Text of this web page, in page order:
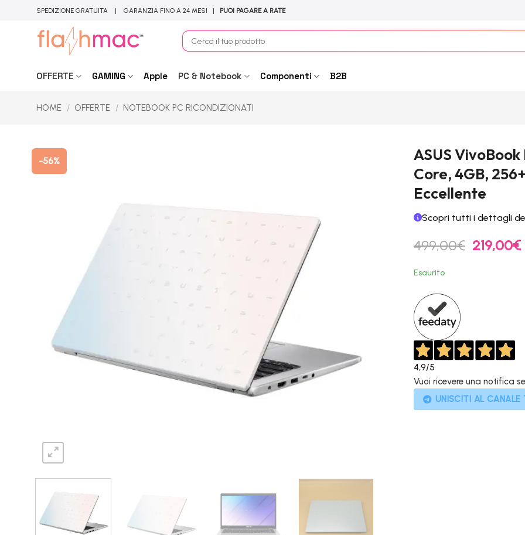
SPEDIZIONE GRATUITA | GARANZIA FINO A 24 MESI | PUOI PAGARE A RATE
Cerca:
OFFERTE GAMING Apple PC & Notebook Componenti B2B
HOME / OFFERTE / NOTEBOOK PC RICONDIZIONATI
-56%
ASUS
Core, 4GB,
Eccellente
Scopri tutti i dettagli
499,00€ Il
prezzo
219,00€
Esaurito
4,9/5
Vuoi ricevere una notifica
UNISCITI AL CANALE